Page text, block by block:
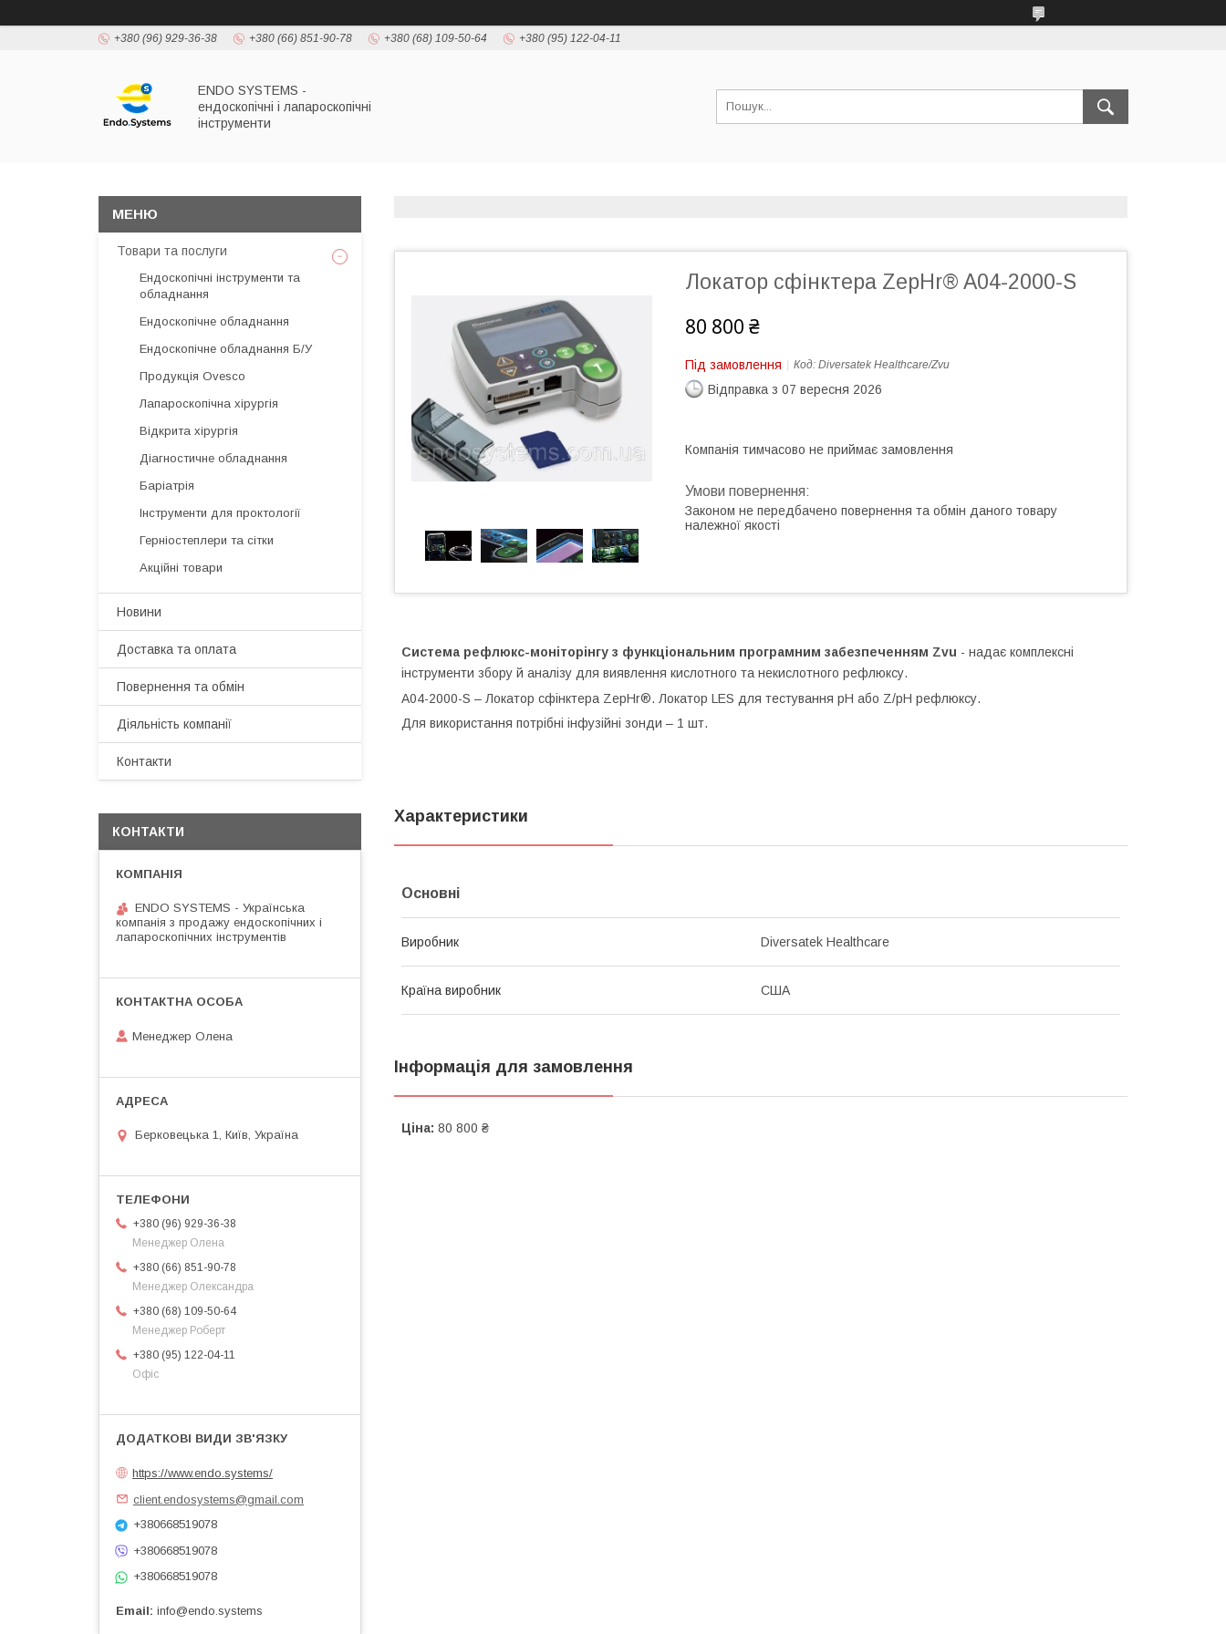
+380 (96) 929-36-38 +380 (66) 851-90-78 +380 (68) 109-50-64 +380 (95) 122-04-11
ENDO SYSTEMS -
ендоскопічні і лапароскопічні
інструменти
Локатор сфінктера ZepHr® A04-2000-S
80 800 ₴
Під замовлення Код: Diversatek Healthcare/Zvu
Відправка з 07 вересня 2026
Компанія тимчасово не приймає замовлення
Законом не передбачено повернення та обмін даного товару
належної якості
Система рефлюкс-моніторінгу з функціональним програмним забезпеченням Zvu - надає комплексні
інструменти збору й аналізу для виявлення кислотного та некислотного рефлюксу.
A04-2000-S – Локатор сфінктера ZepHr®. Локатор LES для тестування pH або Z/pH рефлюксу.
Для використання потрібні інфузійні зонди – 1 шт.
Характеристики
Основні
Виробник Diversatek Healthcare
Країна виробник США
Інформація для замовлення
Ціна: 80 800 ₴
Товари та послуги
Ендоскопічні інструменти та
обладнання
Ендоскопічне обладнання
Ендоскопічне обладнання Б/У
Продукція Ovesco
Лапароскопічна хірургія
Відкрита хірургія
Діагностичне обладнання
Баріатрія
Інструменти для проктології
Герніостеплери та сітки
Акційні товари
Новини
Доставка та оплата
Повернення та обмін
Діяльність компанії
Контакти
КОНТАКТИ
ENDO SYSTEMS - Українська
компанія з продажу ендоскопічних і
лапароскопічних інструментів
Менеджер Олена
Берковецька 1, Київ, Україна
+380 (96) 929-36-38
Менеджер Олена
+380 (66) 851-90-78
Менеджер Олександра
+380 (68) 109-50-64
Менеджер Роберт
+380 (95) 122-04-11
Офіс
https://www.endo.systems/
client.endosystems@gmail.com
+380668519078
+380668519078
+380668519078
Email info@endo.systems